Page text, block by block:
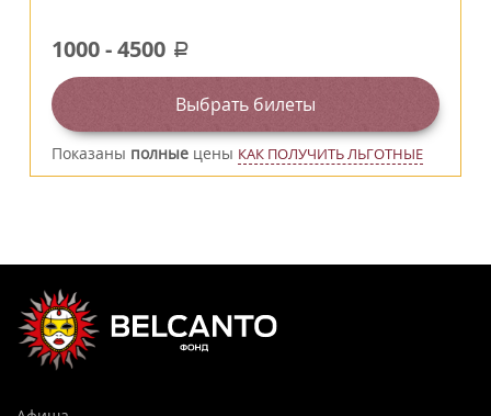
1000-4500 a
Выбрать билеты
Показаны полные цены КАК ПОЛУЧИТЬ ЛЬГОТНЫЕ